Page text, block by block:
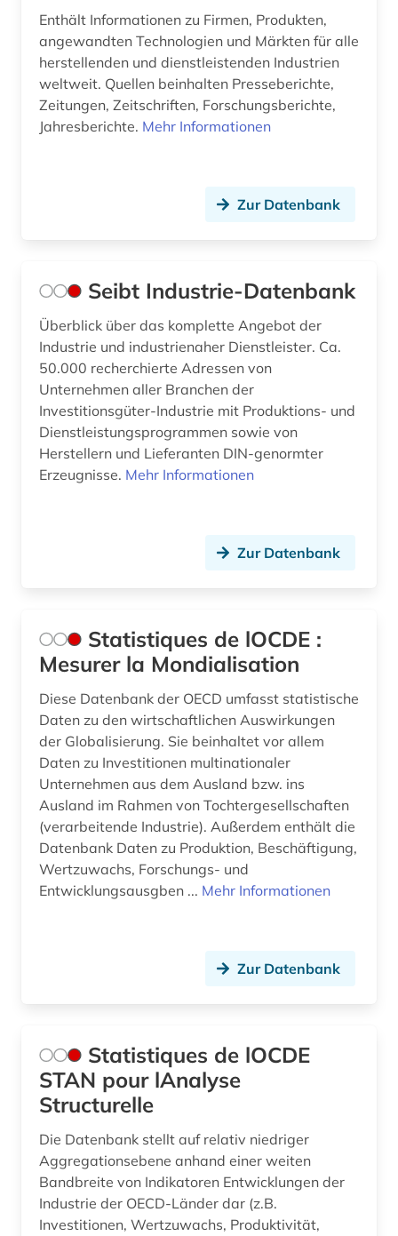
Enthält Informationen zu Firmen, Produkten,
angewandten Technologien und Märkten für alle
herstellenden und dienstleistenden Industrien
weltweit. Quellen beinhalten Presseberichte,
Zeitungen, Zeitschriften, Forschungsberichte,
Jahresberichte. Mehr Informationen
Zur Datenbank
Seibt Industrie-Datenbank
Überblick über das komplette Angebot der
Industrie und industrienaher Dienstleister. Ca.
50.000 recherchierte Adressen von
Unternehmen aller Branchen der
Investitionsgüter-Industrie mit Produktions- und
Dienstleistungsprogrammen sowie von
Herstellern und Lieferanten DIN-genormter
Erzeugnisse. Mehr Informationen
Zur Datenbank
Statistiques de lOCDE :
Mesurer la Mondialisation
Diese Datenbank der OECD umfasst statistische
Daten zu den wirtschaftlichen Auswirkungen
der Globalisierung. Sie beinhaltet vor allem
Daten zu Investitionen multinationaler
Unternehmen aus dem Ausland bzw. ins
Ausland im Rahmen von Tochtergesellschaften
(verarbeitende Industrie). Außerdem enthält die
Datenbank Daten zu Produktion, Beschäftigung,
Wertzuwachs, Forschungs- und
Entwicklungsausgben ... Mehr Informationen
Zur Datenbank
Statistiques de lOCDE
STAN pour lAnalyse
Structurelle
Die Datenbank stellt auf relativ niedriger
Aggregationsebene anhand einer weiten
Bandbreite von Indikatoren Entwicklungen der
Industrie der OECD-Länder dar (z.B.
Investitionen, Wertzuwachs, Produktivität,